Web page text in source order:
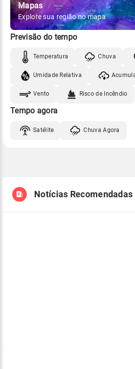
Mapas
Explore sua região no mapa
Previsão do tempo
Temperatura Chuva
Umidade Relativa
Vento Risco de Incêndio
Tempo agora
Satélite Chuva Agora
Notícias Recomendadas